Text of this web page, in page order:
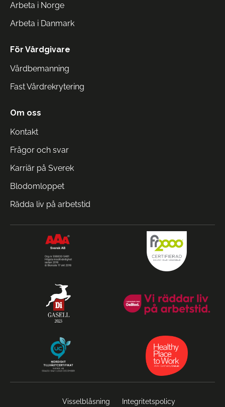
Arbeta i Norge
Arbeta i Danmark
För Vårdgivare
Vårdbemanning
Fast Vårdrekrytering
Om oss
Kontakt
Frågor och svar
Karriär på Sverek
Blodomloppet
Rädda liv på arbetstid
Visselblåsning Integritetspolicy